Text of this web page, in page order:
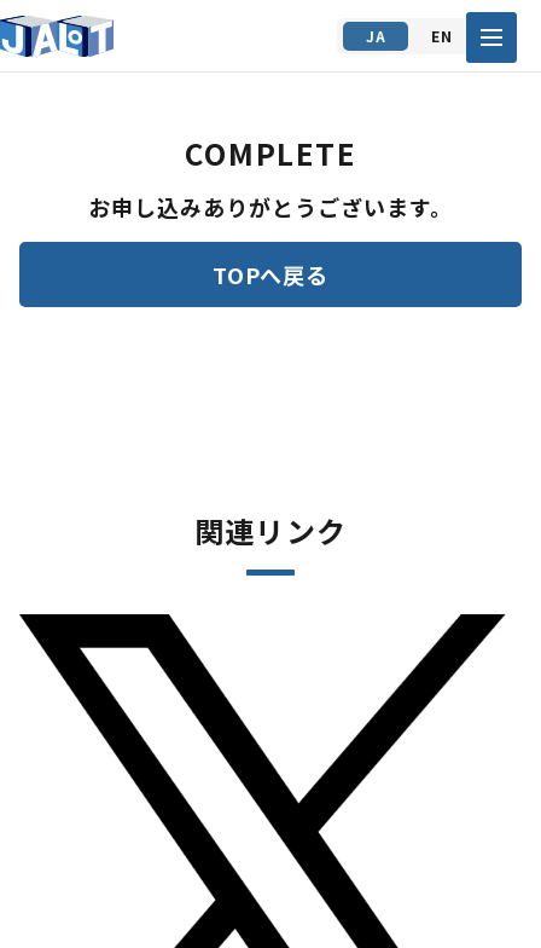
JA EN
COMPLETE
お申し込みありがとうございます。
TOPへ戻る
関連リンク